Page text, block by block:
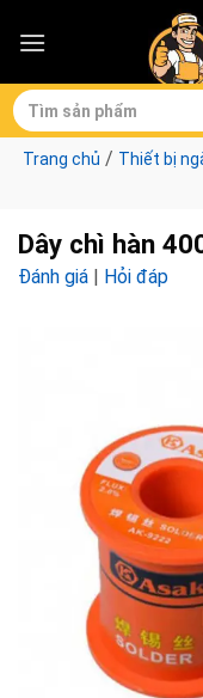
Tìm
kiếm:
Trang chủ / Thiết bị
Dây chì hàn
Đánh giá | Hỏi đáp